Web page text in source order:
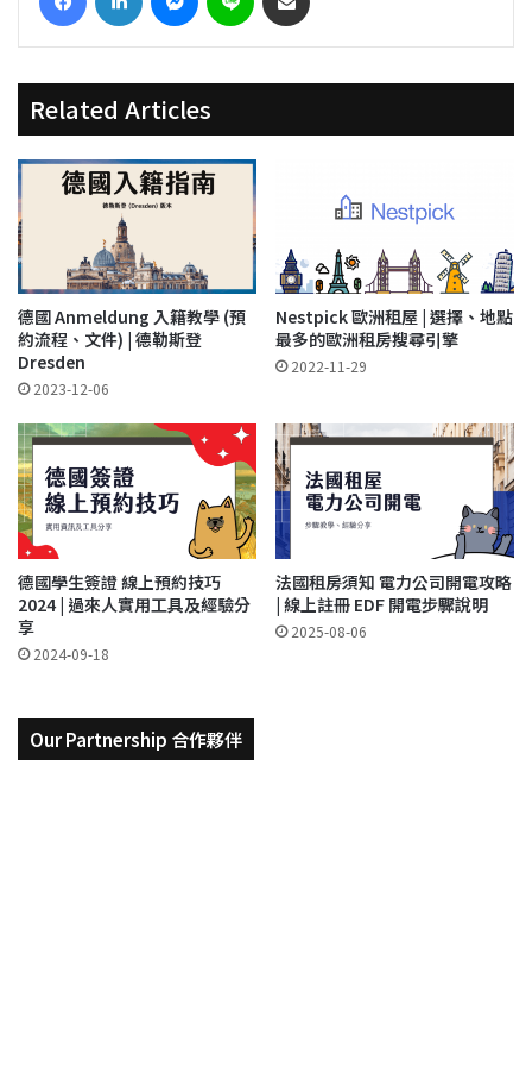
Related Articles
德國 Anmeldung 入籍教學 (預
約流程、文件) | 德勒斯登
Dresden
2023-12-06
Nestpick 歐洲租屋 | 選擇、地點
最多的歐洲租房搜尋引擎
2022-11-29
德國學生簽證 線上預約技巧
2024 | 過來人實用工具及經驗分
享
2024-09-18
法國租房須知 電力公司開電攻略
| 線上註冊 EDF 開電步驟說明
2025-08-06
Our Partnership 合作夥伴